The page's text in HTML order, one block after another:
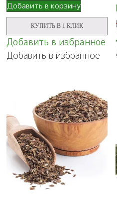
Добавить в корзину
КУПИТЬ В 1 КЛИК
Добавить в избранное
Добавить в избранное